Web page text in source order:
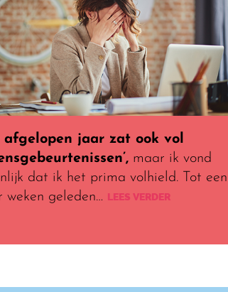
afgelopen jaar zat ook vol
maar ik vond
dat ik het prima volhield. Tot een
weken geleden… LEES VERDER